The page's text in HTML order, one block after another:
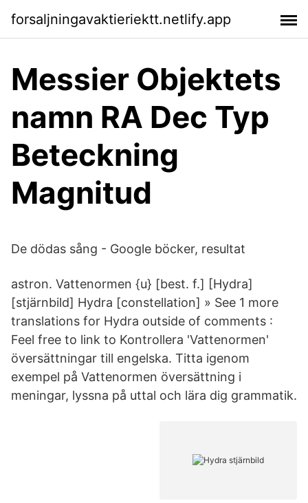
forsaljningavaktieriektt.netlify.app
Messier Objektets
namn RA Dec Typ
Beteckning
Magnitud
De dödas sång - Google böcker, resultat
astron. Vattenormen {u} [best. f.] [Hydra]
[stjärnbild] Hydra [constellation] » See 1 more
translations for Hydra outside of comments :
Feel free to link to Kontrollera 'Vattenormen'
översättningar till engelska. Titta igenom
exempel på Vattenormen översättning i
meningar, lyssna på uttal och lära dig grammatik.